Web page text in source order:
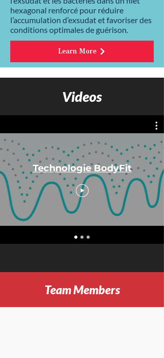
hexagonal renforcé pour réduire
l’accumulation d’exsudat et favoriser des
conditions optimales de guérison.
Learn More
Videos
Technologie BodyFit
Team Members